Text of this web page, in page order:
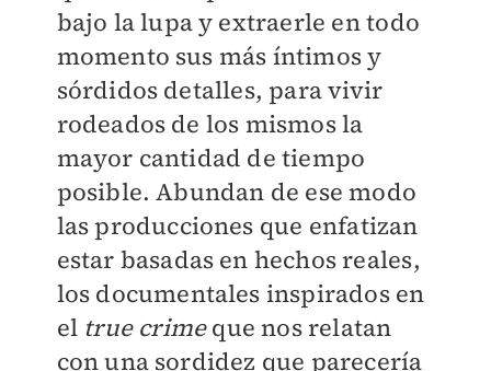
bajo la lupa y extraerle en todo
momento sus más íntimos y
sórdidos detalles, para vivir
rodeados de los mismos la
mayor cantidad de tiempo
posible. Abundan de ese modo
las producciones que enfatizan
estar basadas en hechos reales,
los documentales inspirados en
el true crimeque nos relatan
con una sordidez que parecería